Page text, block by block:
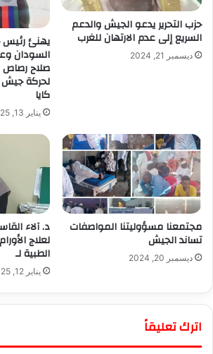
حزب التحرير يدعو الجيش والدعم
السريع إلى عدم الارتهان للغرب
ديسمبر 21, 2024
يهنئ رئيس
السودان
صلاح رصاص
لحركة جيش
كايا
يناير 13, 2025
مجتمعنا مسؤوليتنا المواصفات
تساند الجيش
ديسمبر 20, 2024
د. آلاء
لعلاج
الطبية لـ
يناير 12, 2025
اترك تعليقاً